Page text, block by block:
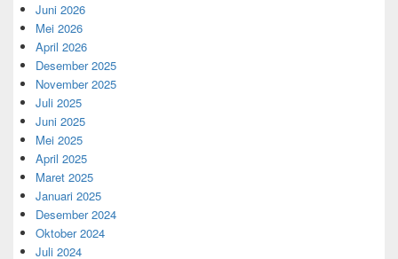
Juni 2026
Mei 2026
April 2026
Desember 2025
November 2025
Juli 2025
Juni 2025
Mei 2025
April 2025
Maret 2025
Januari 2025
Desember 2024
Oktober 2024
Juli 2024